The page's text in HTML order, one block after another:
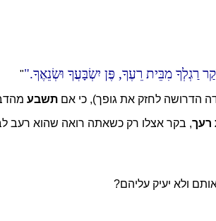
רַגְלְךָ מִבֵּית רֵעֶךָ, פֶּן יִשְׂבָּעֲךָ וּשְׂנֵאֶךָ. "
הדרושה לחזק את גופך), כי אם תשבע
רעך, בקר אצלו רק כשאתה רואה שהוא רעב
ולא יעיק עליהם?